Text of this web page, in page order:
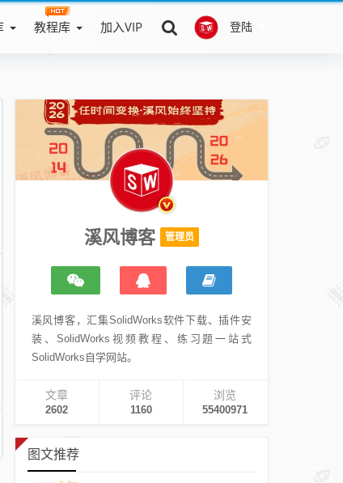
登陆
教程库 加入VIP
溪风博客 管理员
溪风博客，汇集SolidWorks软件下载、插件安
装、SolidWorks视频教程、练习题一站式
SolidWorks自学网站。
文章
2602
评论
1160
浏览
55400971
图文推荐